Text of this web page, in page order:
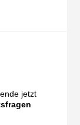
jetzt